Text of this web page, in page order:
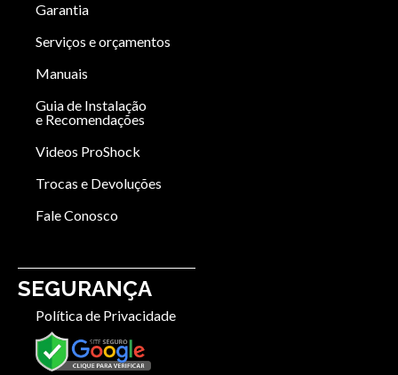
Garantia
Serviços e orçamentos
Manuais
Guia de Instalação
e Recomendações
Videos ProShock
Trocas e Devoluções
Fale Conosco
SEGURANÇA
Política de Privacidade